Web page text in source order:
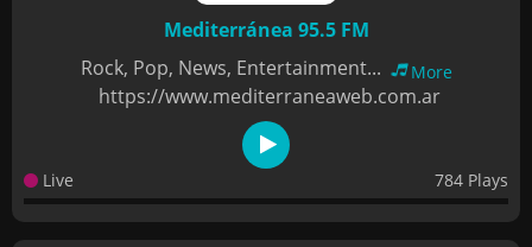
Mediterránea 95.5 FM
Rock, Pop, News, Entertainment...
More
https://www.mediterraneaweb.com.ar
Live 784 Plays